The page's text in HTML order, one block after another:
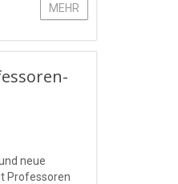
MEHR
neue
Professoren